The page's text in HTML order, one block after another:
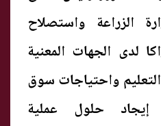
الزراعة واستصلاح
لدى الجهات المعنية
واحتياجات سوق
حلول عملية